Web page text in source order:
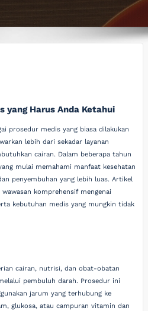
yang Harus Anda Ketahui
prosedur medis yang biasa dilakukan
lebih dari sekadar layanan
cairan. Dalam beberapa tahun
mulai memahami manfaat kesehatan
penyembuhan yang lebih luas. Artikel
komprehensif mengenai
kebutuhan medis yang mungkin tidak
cairan, nutrisi, dan obat-obatan
pembuluh darah. Prosedur ini
jarum yang terhubung ke
glukosa, atau campuran vitamin dan